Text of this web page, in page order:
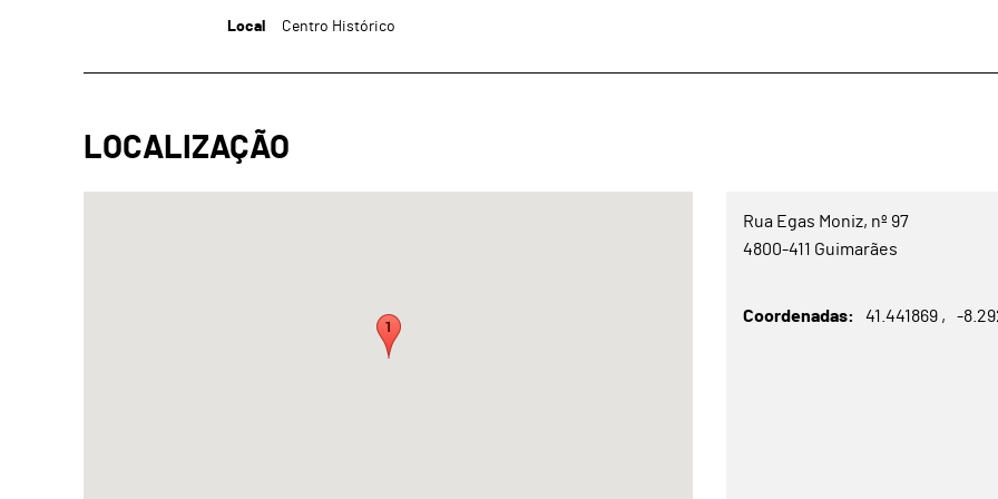
Local Centro Histórico
Rua Egas Moniz, nº 97
4800-411 Guimarães
Coordenadas 41.441869 -